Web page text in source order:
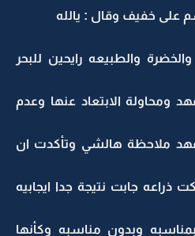
خفيف وقال : يالله
والطبيعه رايحين للبحر
الابتعاد عنها وعدم
عهد ملاحظة هالشي وتأكدت ان
ذراعه جابت نتيجة جدا ايجابيه
وبدون مناسبه وكأنها